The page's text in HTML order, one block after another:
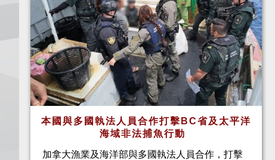
本國與多國執法人員合作打擊BC省及太平洋
海域非法捕魚行動
加拿大漁業及海洋部與多國執法人員合作，打擊